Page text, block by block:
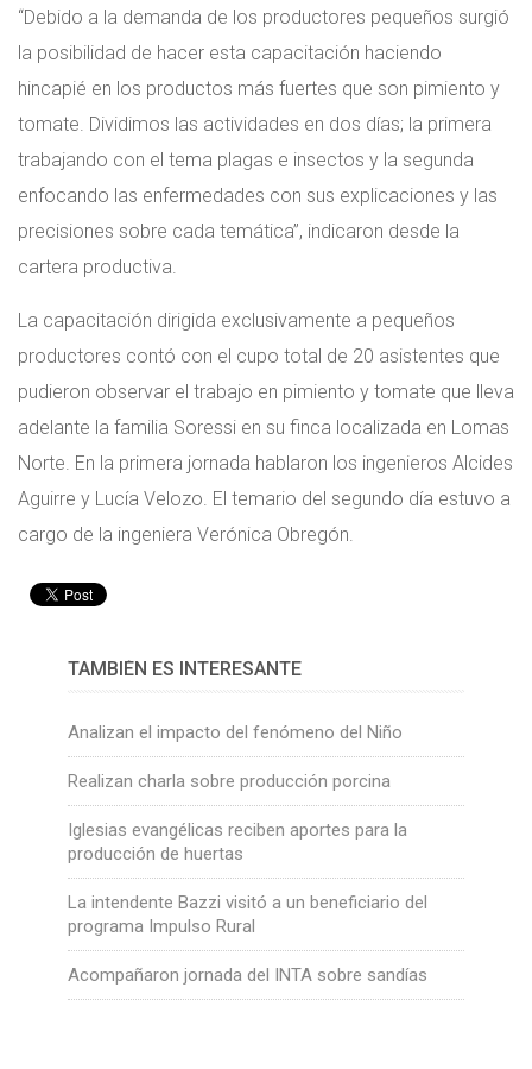
“Debido a la demanda de los productores pequeños surgió
la posibilidad de hacer esta capacitación haciendo
hincapié en los productos más fuertes que son pimiento y
tomate. Dividimos las actividades en dos días; la primera
trabajando con el tema plagas e insectos y la segunda
enfocando las enfermedades con sus explicaciones y las
precisiones sobre cada temática”, indicaron desde la
cartera productiva.
La capacitación dirigida exclusivamente a pequeños
productores contó con el cupo total de 20 asistentes que
pudieron observar el trabajo en pimiento y tomate que lleva
adelante la familia Soressi en su finca localizada en Lomas
Norte. En la primera jornada hablaron los ingenieros Alcides
Aguirre y Lucía Velozo. El temario del segundo día estuvo a
cargo de la ingeniera Verónica Obregón.
TAMBIÉN ES INTERESANTE
Analizan el impacto del fenómeno del Niño
Realizan charla sobre producción porcina
Iglesias evangélicas reciben aportes para la
producción de huertas
La intendente Bazzi visitó a un beneficiario del
programa Impulso Rural
Acompañaron jornada del INTA sobre sandías